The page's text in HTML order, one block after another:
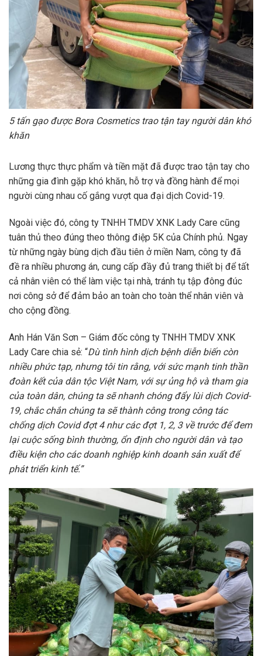
5 tấn gạo được Bora Cosmetics trao tận tay người dân khó
khăn
Lương thực thực phẩm và tiền mặt đã được trao tận tay cho
những gia đình gặp khó khăn, hỗ trợ và đồng hành để mọi
người cùng nhau cố gắng vượt qua đại dịch Covid-19.
Ngoài việc đó, công ty TNHH TMDV XNK Lady Care cũng
tuân thủ theo đúng theo thông điệp 5K của Chính phủ. Ngay
từ những ngày bùng dịch đầu tiên ở miền Nam, công ty đã
đề ra nhiều phương án, cung cấp đầy đủ trang thiết bị để tất
cả nhân viên có thể làm việc tại nhà, tránh tụ tập đông đúc
nơi công sở để đảm bảo an toàn cho toàn thể nhân viên và
cho cộng đồng.
Anh Hán Văn Sơn – Giám đốc công ty TNHH TMDV XNK
Lady Care chia sẻ: “Dù tình hình dịch bệnh diễn biến còn
nhiều phức tạp, nhưng tôi tin rằng, với sức mạnh tinh thần
đoàn kết của dân tộc Việt Nam, với sự ủng hộ và tham gia
của toàn dân, chúng ta sẽ nhanh chóng đẩy lùi dịch Covid-
19, chắc chắn chúng ta sẽ thành công trong công tác
chống dịch Covid đợt 4 như các đợt 1, 2, 3 về trước để đem
lại cuộc sống bình thường, ổn định cho người dân và tạo
điều kiện cho các doanh nghiệp kinh doanh sản xuất để
phát triển kinh tế.”